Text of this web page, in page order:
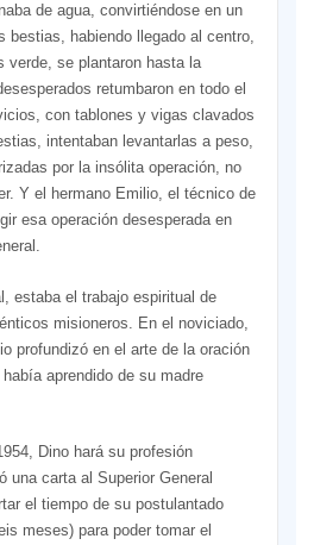
de agua, convirtiéndose en un
bestias, habiendo llegado al centro,
verde, se plantaron hasta la
retumbaron en todo el
con tablones y vigas clavados
intentaban levantarlas a peso,
por la insólita operación, no
Y el hermano Emilio, el técnico de
esa operación desesperada en
estaba el trabajo espiritual de
misioneros. En el noviciado,
profundizó en el arte de la oración
aprendido de su madre
Dino hará su profesión
una carta al Superior General
el tiempo de su postulantado
meses) para poder tomar el